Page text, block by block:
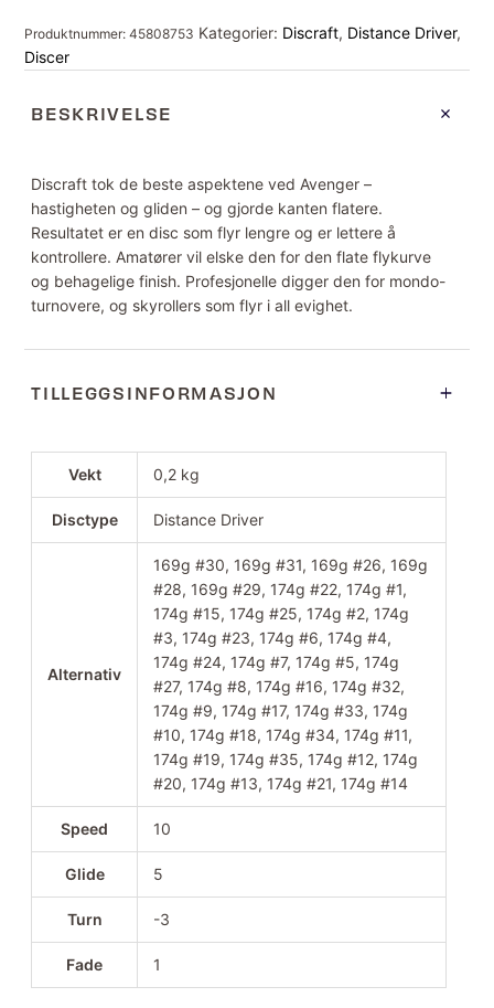
Produktnummer:45808753 Kategorier: Discraft, Distance Driver,
Discer
BESKRIVELSE
Discraft tok de beste aspektene ved Avenger –
hastigheten og gliden – og gjorde kanten flatere.
Resultatet er en disc som flyr lengre og er lettere å
kontrollere. Amatører vil elske den for den flate flykurve
og behagelige finish. Profesjonelle digger den for mondo-
turnovere, og skyrollers som flyr i all evighet.
TILLEGGSINFORMASJON
Vekt 0,2 kg
Disctype Distance Driver
Alternativ
169g #30, 169g #31, 169g #26, 169g
#28, 169g #29, 174g #22, 174g #1,
174g #15, 174g #25, 174g #2, 174g
#3, 174g #23, 174g #6, 174g #4,
174g #24, 174g #7, 174g #5, 174g
#27, 174g #8, 174g #16, 174g #32,
174g #9, 174g #17, 174g #33, 174g
#10, 174g #18, 174g #34, 174g #11,
174g #19, 174g #35, 174g #12, 174g
#20, 174g #13, 174g #21, 174g #14
Speed 10
Glide 5
Turn -3
Fade 1